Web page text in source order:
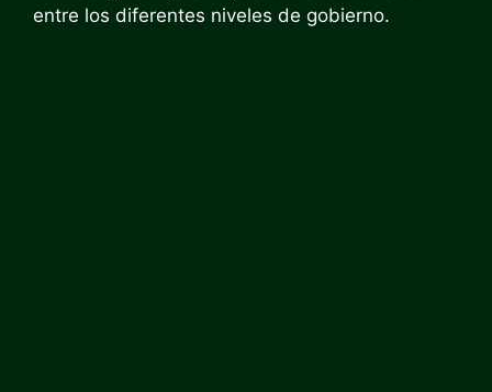
entre los diferentes niveles de gobierno.